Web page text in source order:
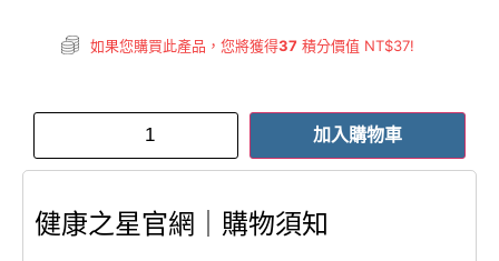
如果您購買此產品，您將獲得37 積分價值 NT$37!
加入購物車
健康之星官網｜購物須知